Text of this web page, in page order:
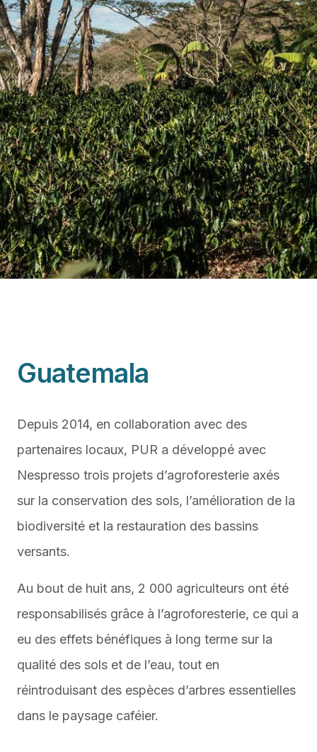
Guatemala
Depuis 2014, en collaboration avec des
partenaires locaux, PUR a développé avec
Nespresso trois projets d’agroforesterie axés
sur la conservation des sols, l’amélioration de la
biodiversité et la restauration des bassins
versants.
Au bout de huit ans, 2 000 agriculteurs ont été
responsabilisés grâce à l’agroforesterie, ce qui a
eu des effets bénéfiques à long terme sur la
qualité des sols et de l’eau, tout en
réintroduisant des espèces d’arbres essentielles
dans le paysage caféier.